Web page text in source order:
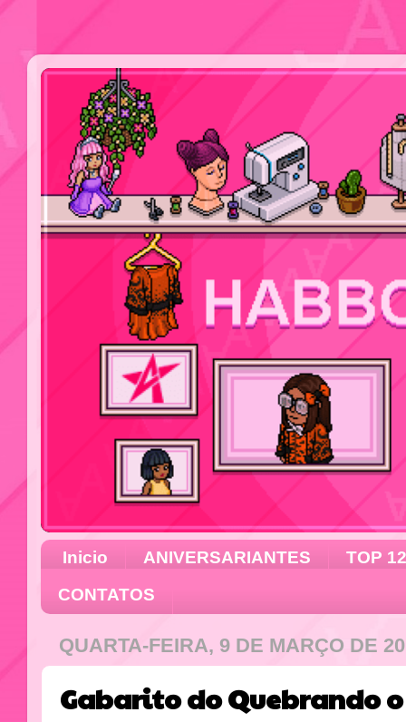
Inicio ANIVERSARIANTES
TOP 12
CONTATOS
QUARTA-FEIRA, 9 DE MARÇO DE
Gabarito do Quebrando o